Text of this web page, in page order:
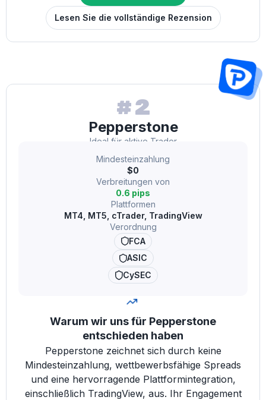
Lesen Sie die vollständige Rezension
#2
Pepperstone
Ideal für aktive Trader
Mindesteinzahlung
$0
Verbreitungen von
0.6 pips
Plattformen
MT4, MT5, cTrader, TradingView
Verordnung
FCA
ASIC
CySEC
Warum wir uns für Pepperstone
entschieden haben
Pepperstone zeichnet sich durch keine
Mindesteinzahlung, wettbewerbsfähige Spreads
und eine hervorragende Plattformintegration,
einschließlich TradingView, aus. Ihr Engagement